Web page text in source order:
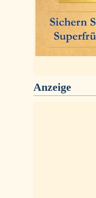
Anzeige